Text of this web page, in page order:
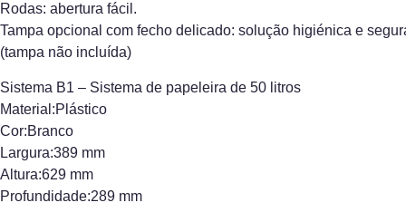
Rodas: abertura fácil.
Tampa opcional com fecho delicado: solução higiénica e
(tampa não incluída)
Sistema B1 – Sistema de papeleira de 50 litros
Material:Plástico
Cor:Branco
Largura:389 mm
Altura:629 mm
Profundidade:289 mm